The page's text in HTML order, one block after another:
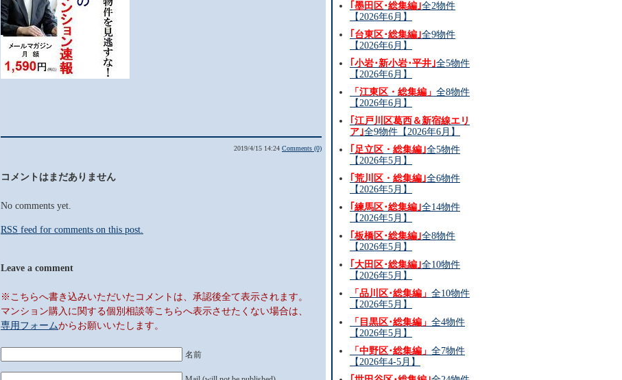
2019/4/15 14:24 Comments (0)
コメントはまだありません
No comments yet.
RSS feed for comments on this post.
Leave a comment
※こちらへ書き込みいただいたコメントは、承認後全て表示されます。
マンション購入に関する個別相談等こちらへ表示させたくない場合は、
専用フォームからお願いいたします。
名前
｢墨田区･総集編｣全2物件
【2026年6月】
｢台東区･総集編｣全9物件
【2026年6月】
｢小岩･新小岩･平井｣全5物件
【2026年6月】
「江東区・総集編」 全8物件
【2026年6月】
｢江戸川区葛西＆新宿線エリ
ア｣全9物件【2026年6月】
｢足立区・総集編｣全5物件
【2026年5月】
｢荒川区・総集編｣全6物件
【2026年5月】
｢練馬区･総集編｣全14物件
【2026年5月】
｢板橋区･総集編｣全8物件
【2026年5月】
｢大田区･総集編｣全10物件
【2026年5月】
「品川区･総集編」 全10物件
【2026年5月】
「目黒区･総集編」 全4物件
【2026年5月】
「中野区･総集編」 全7物件
【2026年4-5月】